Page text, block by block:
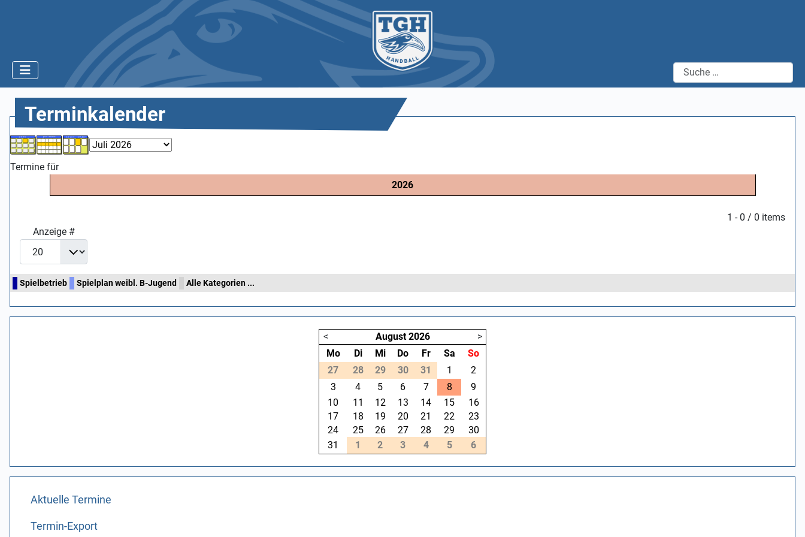
Suchen
Terminkalender
Termine für
2026
1 - 0 / 0 items
Anzeige #
Spielbetrieb Spielplan weibl. B-Jugend Alle Kategorien ...
< August 2026
>
Mo
Di Mi Do Fr Sa
So
27
28 29 30 31 1
2
3
4 5 6 7 8
9
10
11 12 13 14 15
16
17
18 19 20 21 22
23
24
25 26 27 28 29
30
31
1 2 3 4 5 6
Aktuelle Termine
Termin-Export